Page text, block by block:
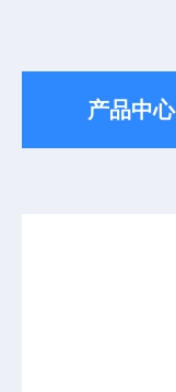
产品中心